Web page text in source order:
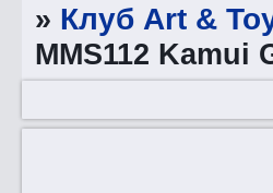
» Клуб Art &
MMS112 Kamui